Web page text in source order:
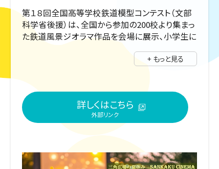
第１８回全国高等学校鉄道模型コンテスト（文部
科学省後援）は、全国から参加の200校より集まっ
た鉄道風景ジオラマ作品を会場に展示、小学生に
数学）教育からの視点も交えて、鉄道模型作品の
+ もっと見る
詳しくはこちら